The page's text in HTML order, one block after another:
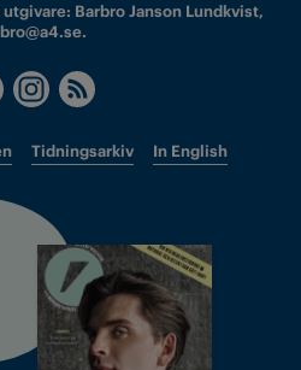
Barbro Janson Lundkvist,
Tidningsarkiv In English